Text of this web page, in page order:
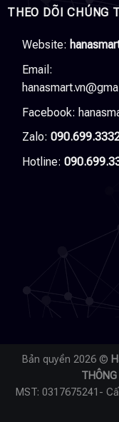
THEO DÕI CHÚNG
Website:
Email:
Facebook:
Zalo:
Hotline:
Bản quyền 2026 ©
MST: 0317675241-